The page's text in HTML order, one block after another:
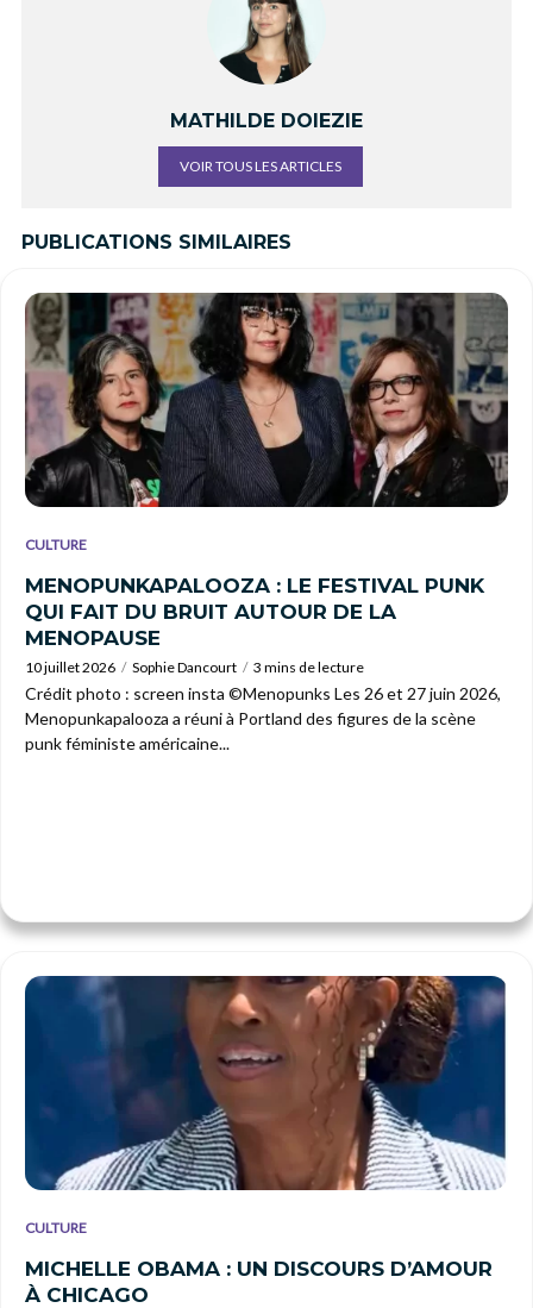
MATHILDE DOIEZIE
VOIR TOUS LES ARTICLES
PUBLICATIONS SIMILAIRES
CULTURE
MENOPUNKAPALOOZA : LE FESTIVAL PUNK
QUI FAIT DU BRUIT AUTOUR DE LA
MENOPAUSE
10 juillet 2026 Sophie Dancourt 3 mins de lecture
Crédit photo : screen insta ©Menopunks Les 26 et 27 juin 2026,
Menopunkapalooza a réuni à Portland des figures de la scène
punk féministe américaine...
CULTURE
MICHELLE OBAMA : UN DISCOURS D’AMOUR
À CHICAGO